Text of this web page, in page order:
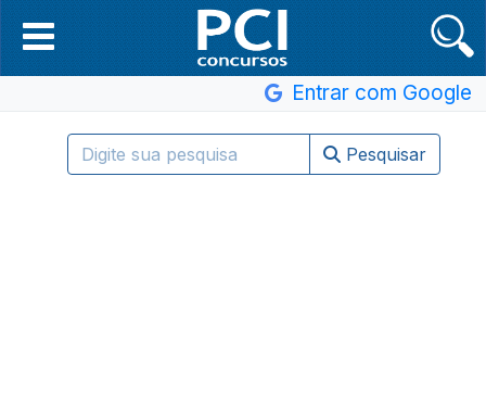
Entrar com Google
Pesquisar